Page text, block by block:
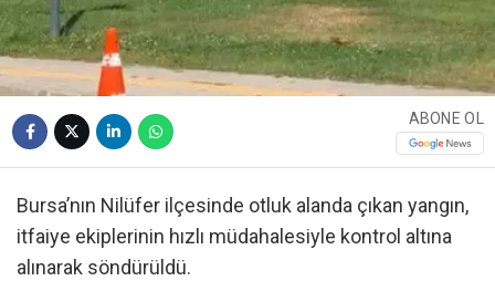
ABONE OL
Bursa’nın Nilüfer ilçesinde otluk alanda çıkan yangın,
itfaiye ekiplerinin hızlı müdahalesiyle kontrol altına
alınarak söndürüldü.